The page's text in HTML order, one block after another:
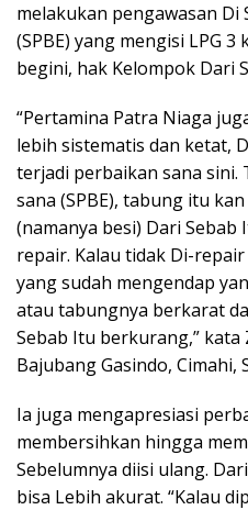
melakukan pengawasan Di
(SPBE) yang mengisi LPG
begini, hak Kelompok Dari
“Pertamina Patra Niaga
lebih sistematis dan ketat,
terjadi perbaikan sana sini.
sana (SPBE), tabung itu
(namanya besi) Dari
repair. Kalau tidak Di-
yang sudah mengendap
atau tabungnya berkarat
Sebab Itu berkurang,” kata
Bajubang Gasindo, Cimahi,
Ia juga mengapresiasi
membersihkan hingga
Sebelumnya diisi ulang.
bisa Lebih akurat. “Kalau